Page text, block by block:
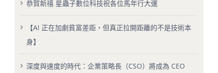
恭賀新禧 星蟲子數位科技祝各位馬年行大運
【AI 正在加劇貧富差距，但真正拉開距離的不是技術本
身】
深度與速度的時代：企業策略長（CSO）將成為 CEO